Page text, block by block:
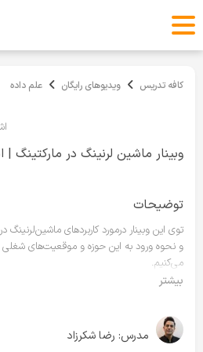
کافه تدریس ویدیوهای رایگان علم داده
وبینار ماشین لرنینگ در مارکتینگ |
توضیحات
توی این وبینار درمورد کاربردهای
و نحوه ورود به این حوزه و موقعیت‌های شغلی
می‌کنیم.
ماشین لرنینگ چیست ؟
کاربردهای ماشین لرنینگ در حوزه مارکتینگ
بررسی پروژه‌های روز مارکتینگ در حوزه ماشین
بیشتر
مدرس: رضا شکرزاد